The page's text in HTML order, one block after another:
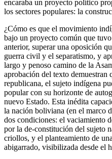
encaraba un proyecto político
los sectores populares: la
¿Cómo es que el movimiento
bajo un proyecto común que
anterior, superar una oposición
guerra civil y el separatismo, y
largo y penoso camino de la
aprobación del texto demuestran
republicana, el sujeto indígena
popular con su horizonte de
nuevo Estado. Esta inédita
la nación boliviana (en el marco
dos condiciones: el vaciamiento
por la de-constitución del sujeto
criollos, y el planteamiento de
abigarrado, visibilizada desde el